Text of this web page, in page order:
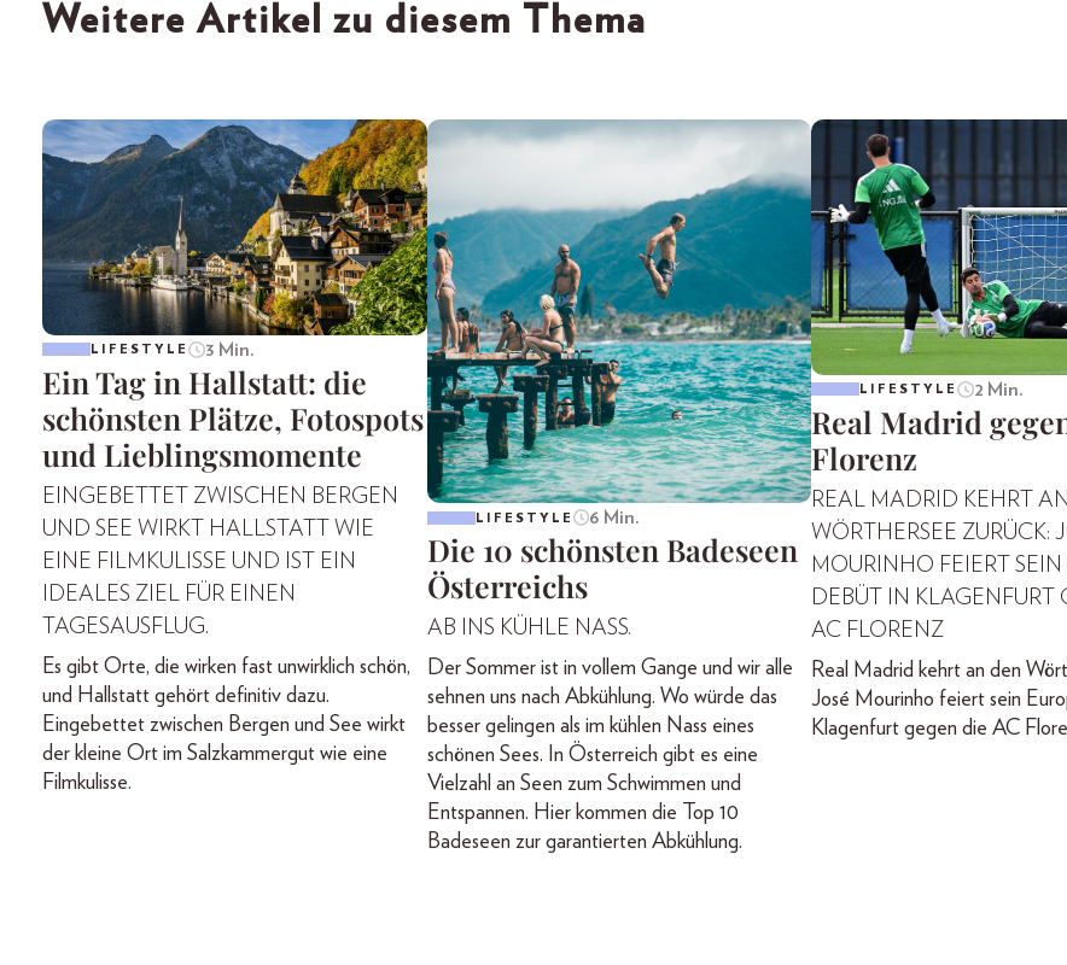
Weitere Artikel zu diesem Thema
LIFESTYLE 3 Min.
Ein Tag in Hallstatt: die
schönsten Plätze, Fotospots
und Lieblingsmomente
EINGEBETTET ZWISCHEN BERGEN
UND SEE WIRKT HALLSTATT WIE
EINE FILMKULISSE UND IST EIN
IDEALES ZIEL FÜR EINEN
TAGESAUSFLUG.
Es gibt Orte, die wirken fast unwirklich schön,
und Hallstatt gehört definitiv dazu.
Eingebettet zwischen Bergen und See wirkt
der kleine Ort im Salzkammergut wie eine
Filmkulisse.
LIFESTYLE 6 Min.
Die 10 schönsten Badeseen
Österreichs
AB INS KÜHLE NASS.
Der Sommer ist in vollem Gange und wir alle
sehnen uns nach Abkühlung. Wo würde das
besser gelingen als im kühlen Nass eines
schönen Sees. In Österreich gibt es eine
Vielzahl an Seen zum Schwimmen und
Entspannen. Hier kommen die Top 10
Badeseen zur garantierten Abkühlung.
LIFESTYLE 2 Min.
Real Madrid
Florenz
REAL MADRID KEHRT
WÖRTHERSEE ZURÜCK:
MOURINHO FEIERT SEIN
DEBÜT IN KLAGENFURT
AC FLORENZ
Real Madrid kehrt an den
José Mourinho feiert sein
Klagenfurt gegen die AC